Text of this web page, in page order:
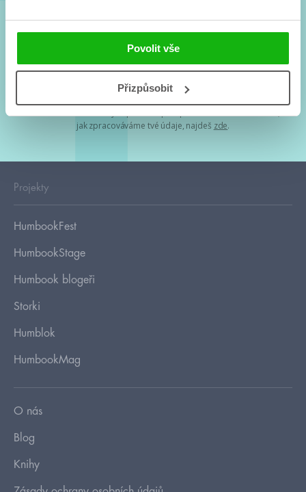
Povolit vše
Přizpůsobit
Souhlasím spodmínkami zpracování osobních údajů
Tvá e-mailová adresa je u nás v bezpečí. Přečti si
jak zpracováváme tvé údaje, najdeš zde.
Projekty
HumbookFest
HumbookStage
Humbook blogeři
Storki
Humblok
HumbookMag
O nás
Blog
Knihy